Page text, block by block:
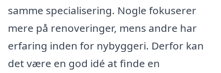
samme specialisering. Nogle fokuserer
mere på renoveringer, mens andre har
erfaring inden for nybyggeri. Derfor kan
det være en god idé at finde en